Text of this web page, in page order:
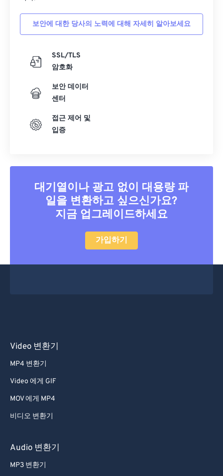
보안에 대한 당사의 노력에 대해 자세히 알아보세요
SSL/TLS
암호화
보안 데이터
센터
접근 제어 및
입증
대기열이나 광고 없이 대용량 파
일을 변환하고 싶으신가요?
지금 업그레이드하세요
가입하기
Video 변환기
MP4 변환기
Video 에게 GIF
MOV 에게 MP4
비디오 변환기
Audio 변환기
MP3 변환기